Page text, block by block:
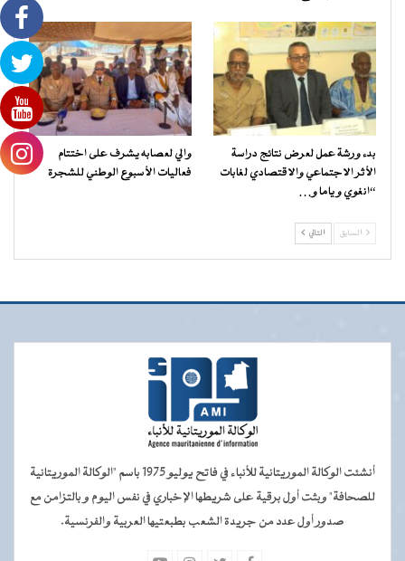
بدء ورشة عمل لعرض نتائج دراسة
الأثر الاجتماعي والاقتصادي لغابات
“انغوي و ياما و…
والي لعصابه يشرف على اختتام
فعاليات الأسبوع الوطني للشجرة
السابق التالي
أنشئت الوكالة الموريتانية للأنباء في فاتح يوليو 1975 باسم "الوكالة الموريتانية
للصحافة" وبثت أول برقية على شريطها الإخباري في نفس اليوم و بالتزامن مع
صدور أول عدد من جريدة الشعب بطبعتيها العربية والفرنسية.